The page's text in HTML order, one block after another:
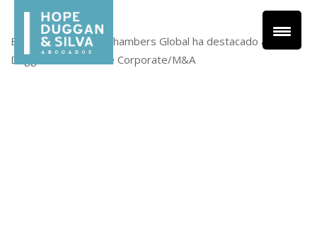
En su edición 202S, Chambers Global ha destacado a Juan P.
Duggan en el área de Corporate/M&A